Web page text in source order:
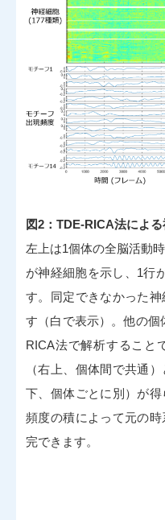
図2：TDE-RICA法によ
左上は1個体の全脳活動
が神経細胞を示し、1行
す。同定できなかった
す（白で表示）。他の
RICA法で解析すること
（右上、個体間で共通
下、個体ごとに別）が
頻度の積によって元の
完できます。